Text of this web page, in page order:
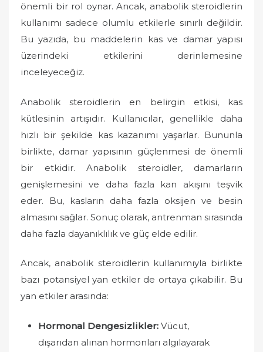
önemli bir rol oynar. Ancak, anabolik steroidlerin
kullanımı sadece olumlu etkilerle sınırlı değildir.
Bu yazıda, bu maddelerin kas ve damar yapısı
üzerindeki etkilerini derinlemesine
inceleyeceğiz.
Anabolik steroidlerin en belirgin etkisi, kas
kütlesinin artışıdır. Kullanıcılar, genellikle daha
hızlı bir şekilde kas kazanımı yaşarlar. Bununla
birlikte, damar yapısının güçlenmesi de önemli
bir etkidir. Anabolik steroidler, damarların
genişlemesini ve daha fazla kan akışını teşvik
eder. Bu, kasların daha fazla oksijen ve besin
almasını sağlar. Sonuç olarak, antrenman sırasında
daha fazla dayanıklılık ve güç elde edilir.
Ancak, anabolik steroidlerin kullanımıyla birlikte
bazı potansiyel yan etkiler de ortaya çıkabilir. Bu
yan etkiler arasında:
Hormonal Dengesizlikler: Vücut,
dışarıdan alınan hormonları algılayarak